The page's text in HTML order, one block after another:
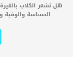
هل تشعر الكلاب
الحساسة
تصرفاتها
علامات الغيرة في